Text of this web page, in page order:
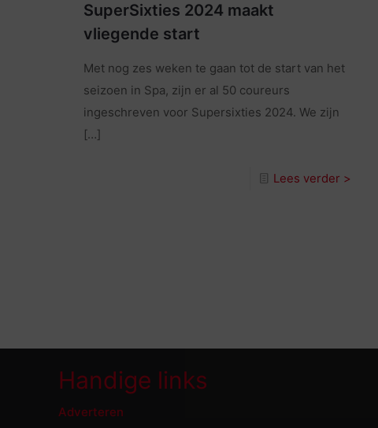
SuperSixties 2024 maakt
vliegende start
Met nog zes weken te gaan tot de start van het
seizoen in Spa, zijn er al 50 coureurs
ingeschreven voor Supersixties 2024. We zijn
[…]
Lees verder >
Handige links
Adverteren